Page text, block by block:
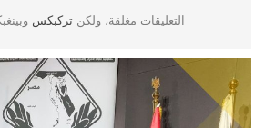
التعليقات مغلقة، ولكن تركبكس